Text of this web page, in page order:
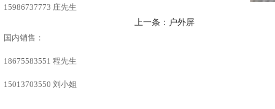
15986737773 庄先生
国内销售：
18675583551 程先生
15013703550 刘小姐
上一条： 户外屏